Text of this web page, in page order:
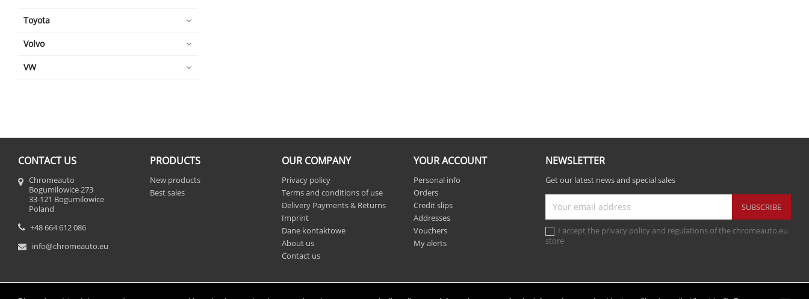
Toyota
Volvo
VW
CONTACT US
Chromeauto
Bogumilowice 273
33-121 Bogumilowice
Poland
+48 664 612 086
info@chromeauto.eu
PRODUCTS
New products
Best sales
OUR COMPANY
Privacy policy
Terms and conditions of use
Delivery Payments & Returns
Imprint
Dane kontaktowe
About us
Contact us
YOUR ACCOUNT
Personal info
Orders
Credit slips
Addresses
Vouchers
My alerts
NEWSLETTER
Get our latest news and special sales
I accept the privacy policy and regulations of the chromeauto.eu
store